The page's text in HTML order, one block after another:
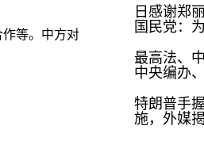
等。中方对
日感谢郑
国民党：
最高法、
中央编办
特朗普手
施，外媒